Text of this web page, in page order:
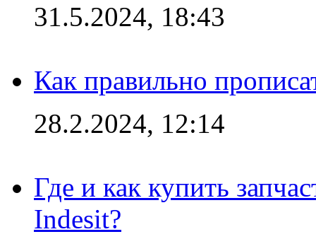
31.5.2024, 18:43
Как правильно
28.2.2024, 12:14
Где и как купить
Indesit?